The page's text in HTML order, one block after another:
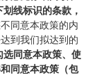
划线标识的条款，
同意本政策的内
到我们拟达到的
选同意本政策、使
同意本政策（包